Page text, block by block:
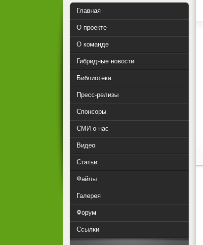
Главная
О проекте
О команде
Гибридные новости
Библиотека
Пресс-релизы
Спонсоры
СМИ о нас
Видео
Статьи
Файлы
Галерея
Форум
Ссылки